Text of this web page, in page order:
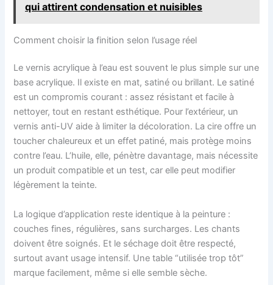
qui attirent condensation et nuisibles
Comment choisir la finition selon l’usage réel
Le vernis acrylique à l’eau est souvent le plus simple sur une
base acrylique. Il existe en mat, satiné ou brillant. Le satiné
est un compromis courant : assez résistant et facile à
nettoyer, tout en restant esthétique. Pour l’extérieur, un
vernis anti-UV aide à limiter la décoloration. La cire offre un
toucher chaleureux et un effet patiné, mais protège moins
contre l’eau. L’huile, elle, pénètre davantage, mais nécessite
un produit compatible et un test, car elle peut modifier
légèrement la teinte.
La logique d’application reste identique à la peinture :
couches fines, régulières, sans surcharges. Les chants
doivent être soignés. Et le séchage doit être respecté,
surtout avant usage intensif. Une table “utilisée trop tôt”
marque facilement, même si elle semble sèche.